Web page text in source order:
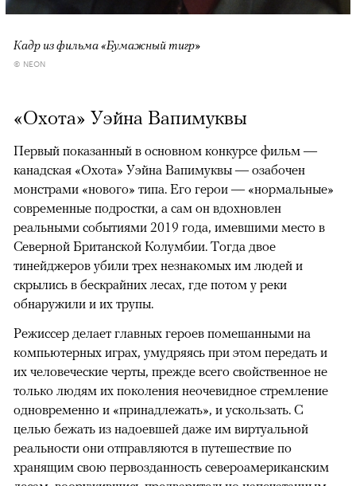
Кадр из фильма «Бумажный тигр»
© NEON
«Охота» Уэйна Вапимуквы
Первый показанный в основном конкурсе фильм —
канадская «Охота» Уэйна Вапимуквы — озабочен
монстрами «нового» типа. Его герои — «нормальные»
современные подростки, а сам он вдохновлен
реальными событиями 2019 года, имевшими место в
Северной Британской Колумбии. Тогда двое
тинейджеров убили трех незнакомых им людей и
скрылись в бескрайних лесах, где потом у реки
обнаружили и их трупы.
Режиссер делает главных героев помешанными на
компьютерных играх, умудряясь при этом передать и
их человеческие черты, прежде всего свойственное не
только людям их поколения неочевидное стремление
одновременно и «принадлежать», и ускользать. С
целью бежать из надоевшей даже им виртуальной
реальности они отправляются в путешествие по
хранящим свою первозданность североамериканским